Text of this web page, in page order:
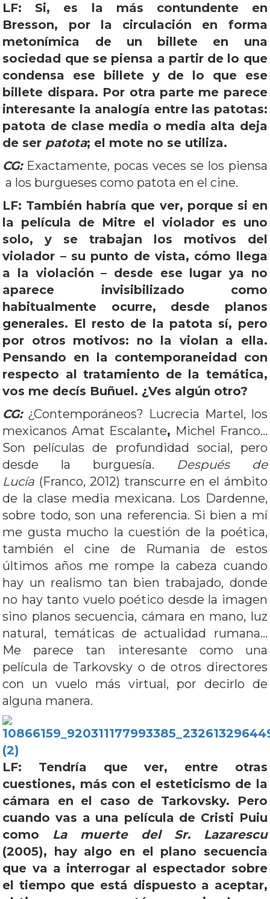
LF: Si, es la más contundente en
Bresson, por la circulación en forma
metonímica de un billete en una
sociedad que se piensa a partir de lo que
condensa ese billete y de lo que ese
billete dispara. Por otra parte me parece
interesante la analogía entre las patotas:
patota de clase media o media alta deja
de ser patota; el mote no se utiliza.
CG: Exactamente, pocas veces se los piensa
a los burgueses como patota en el cine.
LF: También habría que ver, porque si en
la película de Mitre el violador es uno
solo, y se trabajan los motivos del
violador – su punto de vista, cómo llega
a la violación – desde ese lugar ya no
aparece invisibilizado como
habitualmente ocurre, desde planos
generales. El resto de la patota sí, pero
por otros motivos: no la violan a ella.
Pensando en la contemporaneidad con
respecto al tratamiento de la temática,
vos me decís Buñuel. ¿Ves algún otro?
CG: ¿Contemporáneos? Lucrecia Martel, los
mexicanos Amat Escalante, Michel Franco…
Son películas de profundidad social, pero
desde la burguesía. Después de
Lucía (Franco, 2012) transcurre en el ámbito
de la clase media mexicana. Los Dardenne,
sobre todo, son una referencia. Si bien a mí
me gusta mucho la cuestión de la poética,
también el cine de Rumania de estos
últimos años me rompe la cabeza cuando
hay un realismo tan bien trabajado, donde
no hay tanto vuelo poético desde la imagen
sino planos secuencia, cámara en mano, luz
natural, temáticas de actualidad rumana…
Me parece tan interesante como una
película de Tarkovsky o de otros directores
con un vuelo más virtual, por decirlo de
alguna manera.
LF: Tendría que ver, entre otras
cuestiones, más con el esteticismo de la
cámara en el caso de Tarkovsky. Pero
cuando vas a una película de Cristi Puiu
como La muerte del Sr. Lazarescu
(2005), hay algo en el plano secuencia
que va a interrogar al espectador sobre
el tiempo que está dispuesto a aceptar,